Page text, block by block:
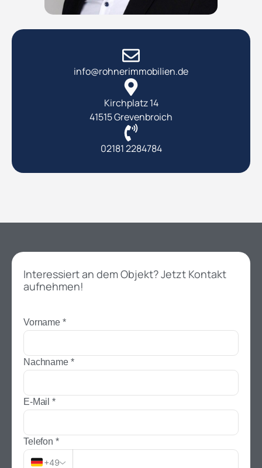
info@rohnerimmobilien.de
Kirchplatz 14
41515 Grevenbroich
02181 2284784
Interessiert an dem Objekt? Jetzt Kontakt
aufnehmen!
Vorname *
Nachname *
E-Mail *
Telefon *
+49